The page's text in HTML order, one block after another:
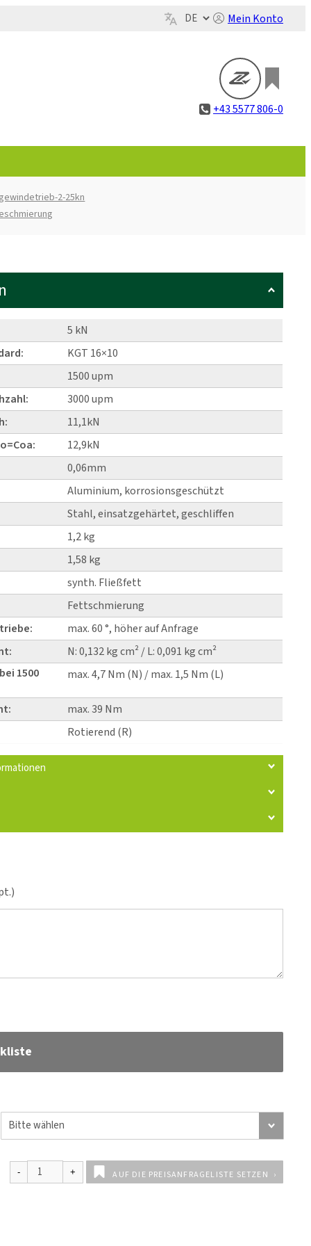
Mein Konto
+43 5577 806-0
2-25kn
5 kN
KGT 16×10
1500 upm
3000 upm
11,1kN
12,9kN
0,06mm
Aluminium, korrosionsgeschützt
Stahl, einsatzgehärtet, geschliffen
1,2 kg
1,58 kg
synth. Fließfett
Fettschmierung
max. 60 °, höher auf Anfrage
N: 0,132 kg cm² / L: 0,091 kg cm²
1500
max. 4,7 Nm (N) / max. 1,5 Nm (L)
max. 39 Nm
Rotierend (R)
AUF DIE PREISANFRAGELISTE SETZEN